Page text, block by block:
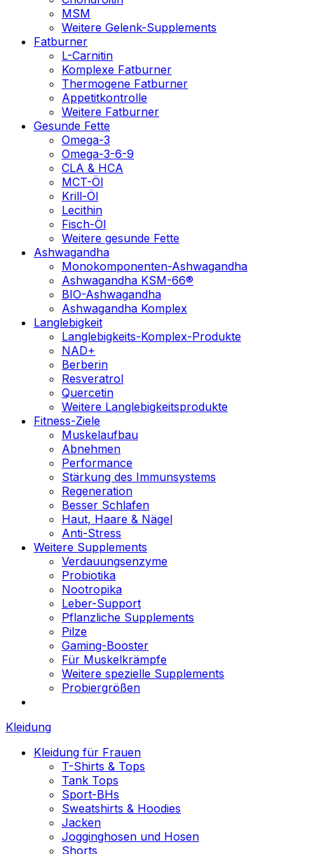
MSM
Weitere Gelenk-Supplements
Fatburner
L-Carnitin
Komplexe Fatburner
Thermogene Fatburner
Appetitkontrolle
Weitere Fatburner
Gesunde Fette
Omega-3
Omega-3-6-9
CLA & HCA
MCT-Öl
Krill-Öl
Lecithin
Fisch-Öl
Weitere gesunde Fette
Ashwagandha
Monokomponenten-Ashwagandha
Ashwagandha KSM-66®
BIO-Ashwagandha
Ashwagandha Komplex
Langlebigkeit
Langlebigkeits-Komplex-Produkte
NAD+
Berberin
Resveratrol
Quercetin
Weitere Langlebigkeitsprodukte
Fitness-Ziele
Muskelaufbau
Abnehmen
Performance
Stärkung des Immunsystems
Regeneration
Besser Schlafen
Haut, Haare & Nägel
Anti-Stress
Weitere Supplements
Verdauungsenzyme
Probiotika
Nootropika
Leber-Support
Pflanzliche Supplements
Pilze
Gaming-Booster
Für Muskelkrämpfe
Weitere spezielle Supplements
Probiergrößen
Kleidung
Kleidung für Frauen
T-Shirts & Tops
Tank Tops
Sport-BHs
Sweatshirts & Hoodies
Jacken
Jogginghosen und Hosen
Shorts